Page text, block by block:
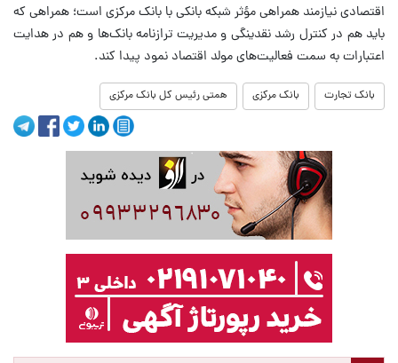
اقتصادی نیازمند همراهی مؤثر شبکه بانکی با بانک مرکزی است؛ همراهی‌ که
باید هم در کنترل رشد نقدینگی و مدیریت ترازنامه بانک‌ها و هم در هدایت
اعتبارات به سمت فعالیت‌های مولد اقتصاد نمود پیدا کند.
بانک تجارت بانک مرکزی همتی رئیس کل بانک مرکزی